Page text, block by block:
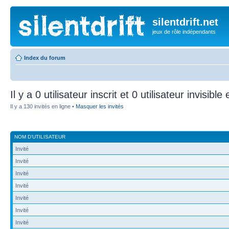
silentdrift.net
jeux de rôle indépendants
Index du forum
Il y a 0 utilisateur inscrit et 0 utilisateur invisible
Il y a 130 invités en ligne • Masquer les invités
NOM D’UTILISATEUR
Invité
Invité
Invité
Invité
Invité
Invité
Invité